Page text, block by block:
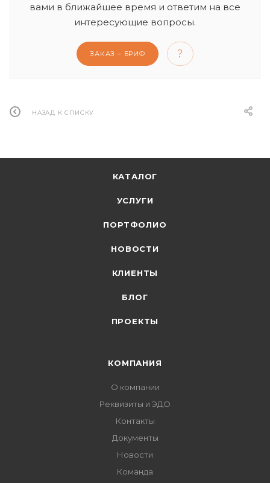
вами в ближайшее время и ответим на все
интересующие вопросы.
ЗАКАЗ – БРИФ
НАЗАД К СПИСКУ
КАТАЛОГ
УСЛУГИ
ПОРТФОЛИО
НОВОСТИ
КЛИЕНТЫ
БЛОГ
ПРОЕКТЫ
КОМПАНИЯ
О компании
Реквизиты и ЭДО
Контакты
Документы
Новости
Команда